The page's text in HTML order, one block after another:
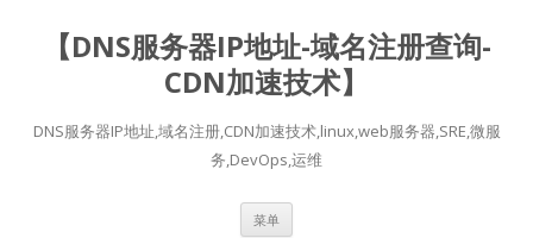
【DNS服务器IP地址-域名注册查询-
CDN加速技术】
DNS服务器IP地址,域名注册,CDN加速技术,linux,web服务器,SRE,微服
务,DevOps,运维
菜单